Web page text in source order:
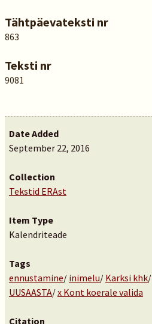
Tähtpäevateksti nr
863
Teksti nr
9081
Date Added
September 22, 2016
Collection
Tekstid ERAst
Item Type
Kalendriteade
Tags
ennustamine/ inimelu/ Karksi khk/
UUSAASTA/x Kont koerale valida
Citation